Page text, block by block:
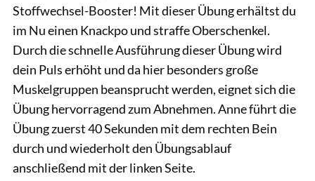
Stoffwechsel-Booster! Mit dieser Übung erhältst du
im Nu einen Knackpo und straffe Oberschenkel.
Durch die schnelle Ausführung dieser Übung wird
dein Puls erhöht und da hier besonders große
Muskelgruppen beansprucht werden, eignet sich die
Übung hervorragend zum Abnehmen. Anne führt die
Übung zuerst 40 Sekunden mit dem rechten Bein
durch und wiederholt den Übungsablauf
anschließend mit der linken Seite.